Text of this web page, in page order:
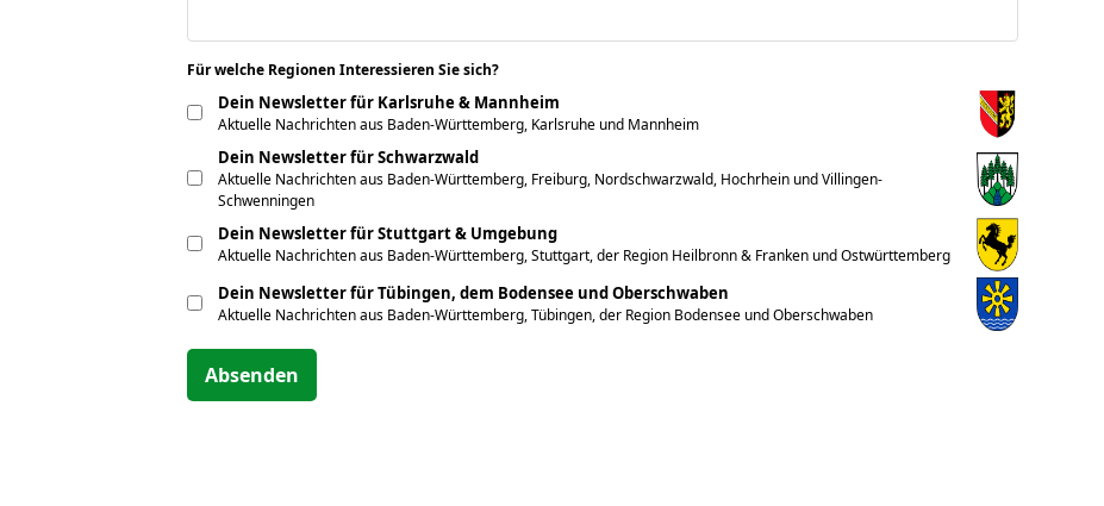
Für welche Regionen Interessieren Sie sich?
Dein Newsletter für Karlsruhe & Mannheim
Aktuelle Nachrichten aus Baden-Württemberg, Karlsruhe und Mannheim
Dein Newsletter für Schwarzwald
Aktuelle Nachrichten aus Baden-Württemberg, Freiburg, Nordschwarzwald, Hochrhein und Villingen-
Schwenningen
Dein Newsletter für Stuttgart & Umgebung
Aktuelle Nachrichten aus Baden-Württemberg, Stuttgart, der Region Heilbronn & Franken und Ostwürttemberg
Dein Newsletter für Tübingen, dem Bodensee und Oberschwaben
Aktuelle Nachrichten aus Baden-Württemberg, Tübingen, der Region Bodensee und Oberschwaben
Absenden